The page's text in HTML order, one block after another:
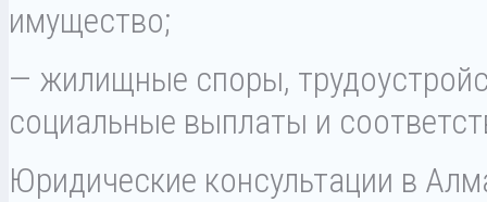
имущество;
— жилищные споры,
социальные выплаты и
Юридические консультации в